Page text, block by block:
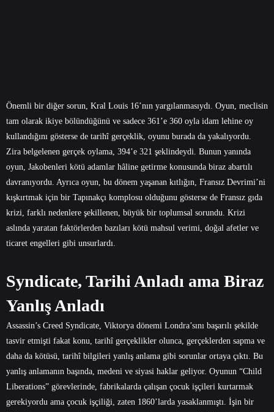
Önemli bir diğer sorun, Kral Louis 16’nın yargılanmasıydı. Oyun, meclisin
tam olarak ikiye bölündüğünü ve sadece 361’e 360 oyla idam lehine oy
kullandığını gösterse de tarihî gerçeklik, oyunu burada da yakalıyordu.
Zira belgelenen gerçek oylama, 394’e 321 şeklindeydi. Bunun yanında
oyun, Jakobenleri kötü adamlar hâline getirme konusunda biraz abartılı
davranıyordu. Ayrıca oyun, bu dönem yaşanan kıtlığın, Fransız Devrimi’ni
kışkırtmak için bir Tapınakçı komplosu olduğunu gösterse de Fransız gıda
krizi, farklı nedenlere şekillenen, büyük bir toplumsal sorundu. Krizi
aslında yaratan faktörlerden bazıları kötü mahsul verimi, doğal afetler ve
ticaret engelleri gibi unsurlardı.
Syndicate, Tarihi Anladı ama Biraz
Yanlış Anladı
Assassin’s Creed Syndicate, Viktorya dönemi Londra’sını başarılı şekilde
tasvir etmişti fakat konu, tarihî gerçeklikler olunca, gerçeklerden sapma ve
daha da kötüsü, tarihî bilgileri yanlış anlama gibi sorunlar ortaya çıktı. Bu
yanlış anlamanın başında, medeni ve siyasi haklar geliyor. Oyunun “Child
Liberations” görevlerinde, fabrikalarda çalışan çocuk işçileri kurtarmak
gerekiyordu ama çocuk işçiliği, zaten 1860’larda yasaklanmıştı. İşin bir